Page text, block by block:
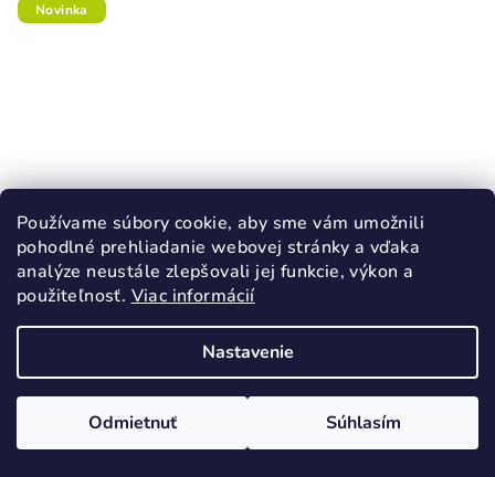
Používame súbory cookie, aby sme vám umožnili
pohodlné prehliadanie webovej stránky a vďaka
analýze neustále zlepšovali jej funkcie, výkon a
použiteľnosť. Viac informácií
Nastavenie
Odmietnuť Súhlasím
Novinka
ANTAL RASCAL Monster-Truck barefoot
papučky modré uzavretá špička
21,90 €